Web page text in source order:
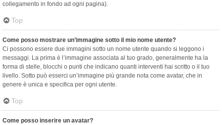
collegamento in fondo ad ogni pagina).
Top
Come posso mostrare un’immagine sotto il mio nome utente?
Ci possono essere due immagini sotto un nome utente quando si leggono i
messaggi. La prima è l’immagine associata al tuo grado, generalmente ha la
forma di stelle, blocchi o punti che indicano quanti interventi hai scritto o il tuo
livello. Sotto può esserci un’immagine più grande nota come avatar, che in
genere è unica e specifica per ogni utente.
Top
Come posso inserire un avatar?